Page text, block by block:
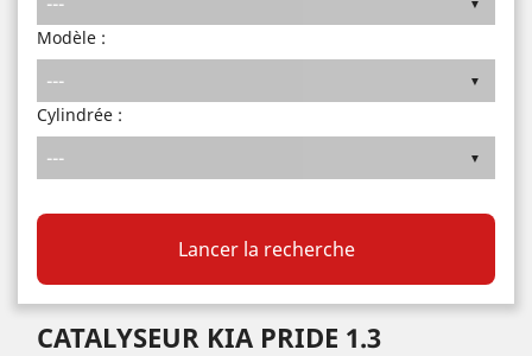
Modèle :
Cylindrée :
Lancer la recherche
CATALYSEUR KIA PRIDE 1.3